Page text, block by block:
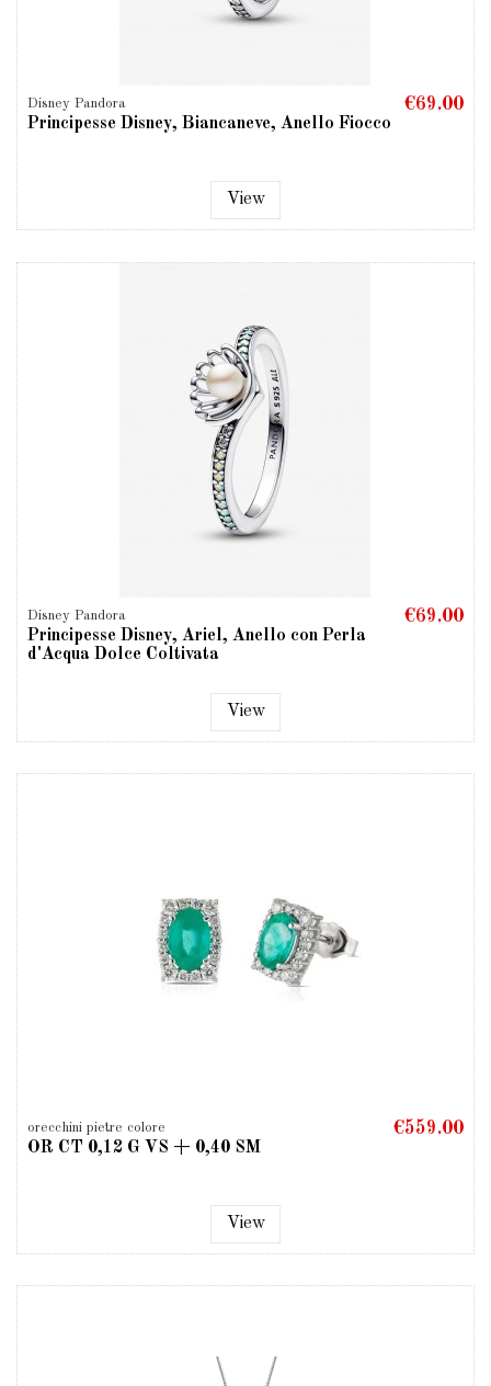
Disney Pandora
Principesse Disney, Biancaneve, Anello Fiocco
€69.00
View
Disney Pandora
Principesse Disney, Ariel, Anello con Perla
d'Acqua Dolce Coltivata
€69.00
View
orecchini pietre colore
OR CT 0,12 G VS + 0,40 SM
€559.00
View